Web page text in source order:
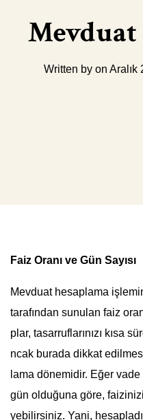
Mevduat
Written by on Aralık
Faiz Oranı ve Gün Sayısı
Mevduat hesaplama
tarafından sunulan faiz
plar, tasarruflarınızı kısa
ncak burada dikkat
lama dönemidir. Eğer
gün olduğuna göre,
yebilirsiniz. Yani,